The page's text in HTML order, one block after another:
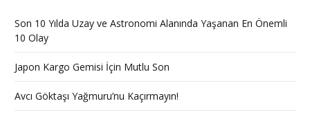
Son 10 Yılda Uzay ve Astronomi Alanında Yaşanan En Önemli
10 Olay
Japon Kargo Gemisi İçin Mutlu Son
Avcı Göktaşı Yağmuru’nu Kaçırmayın!